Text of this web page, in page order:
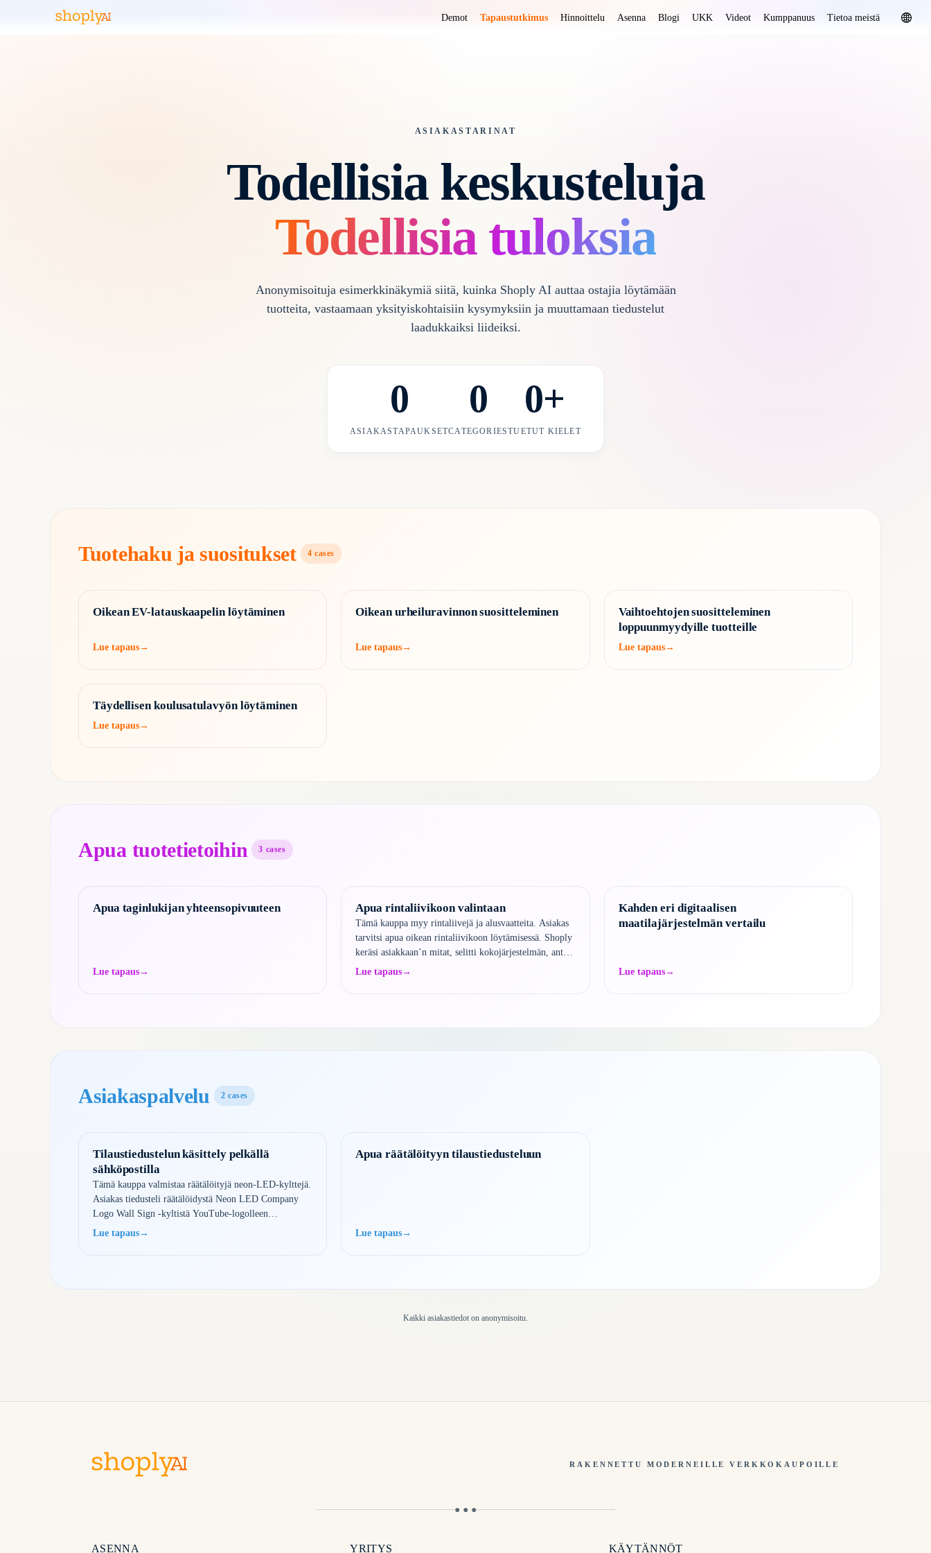
Demot Tapaustutkimus Hinnoittelu Asenna Blogi UKK Videot Kumppanuus Tietoa meistä
ASIAKASTARINAT
Todellisia keskusteluja
Todellisia tuloksia
Anonymisoituja esimerkkinäkymiä siitä, kuinka Shoply AI auttaa ostajia löytämään
tuotteita, vastaamaan yksityiskohtaisiin kysymyksiin ja muuttamaan tiedustelut
laadukkaiksi liideiksi.
0
ASIAKASTAPAUKSET
0
CATEGORIES
0+
TUETUT KIELET
Tuotehaku ja suositukset 4 cases
Oikean EV-latauskaapelin löytäminen
Lue tapaus→
Oikean urheiluravinnon suositteleminen
Lue tapaus→
Vaihtoehtojen suositteleminen
loppuunmyydyille tuotteille
Lue tapaus→
Täydellisen koulusatulavyön löytäminen
Lue tapaus→
Apua tuotetietoihin 3 cases
Apua taginlukijan yhteensopivuuteen
Lue tapaus→
Apua rintaliivikoon valintaan
Tämä kauppa myy rintaliivejä ja alusvaatteita. Asiakas
tarvitsi apua oikean rintaliivikoon löytämisessä. Shoply
keräsi asiakkaan’n mitat, selitti kokojärjestelmän, antoi
yksityiskohtaiset ohjeet oikeaoppiseen mittaamiseen…
Lue tapaus→
Kahden eri digitaalisen
maatilajärjestelmän vertailu
Lue tapaus→
Asiakaspalvelu 2 cases
Tilaustiedustelun käsittely pelkällä
sähköpostilla
Tämä kauppa valmistaa räätälöityjä neon-LED-kylttejä.
Asiakas tiedusteli räätälöidystä Neon LED Company
Logo Wall Sign -kyltistä YouTube-logolleen
(100x100cm). Shoply keräsi yhteystiedot, tarkensi
Lue tapaus→
Apua räätälöityyn tilaustiedusteluun
Lue tapaus→
Kaikki asiakastiedot on anonymisoitu.
RAKENNETTU MODERNEILLE VERKKOKAUPOILLE
● ● ●
ASENNA YRITYS KÄYTÄNNÖT